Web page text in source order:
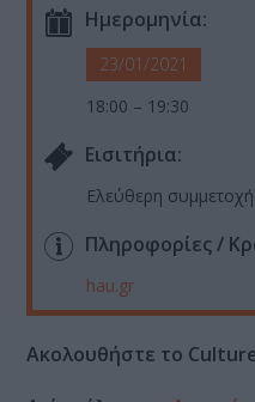
Ημερομηνία:
23/01/2021
18:00 – 19:30
Eισιτήρια:
Eλεύθερη
Πληροφορίες /
hau.gr
Ακολουθήστε το